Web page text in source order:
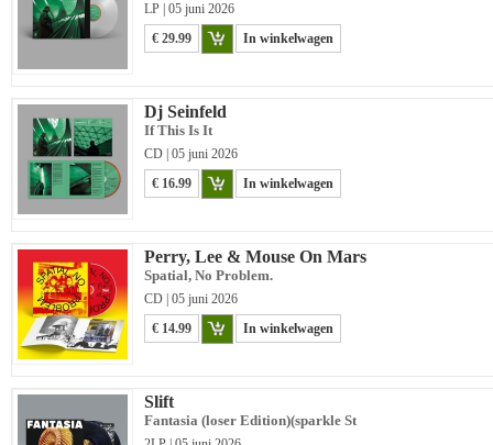
LP | 05 juni 2026
€ 29.99
In winkelwagen
Dj Seinfeld
If This Is It
CD | 05 juni 2026
€ 16.99
In winkelwagen
Perry, Lee & Mouse On Mars
Spatial, No Problem.
CD | 05 juni 2026
€ 14.99
In winkelwagen
Slift
Fantasia (loser Edition)(sparkle St